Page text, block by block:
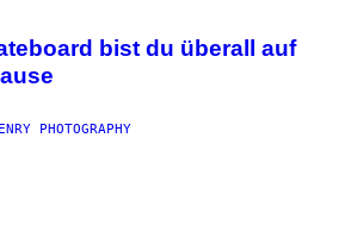
bist du überall auf
PHOTOGRAPHY